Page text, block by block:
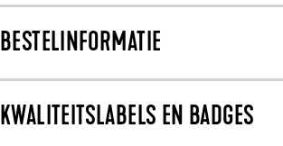
BESTELINFORMATIE
KWALITEITSLABELS EN BADGES